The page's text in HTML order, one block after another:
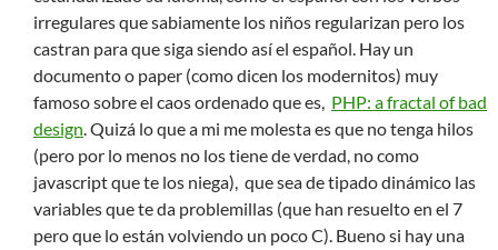
irregulares que sabiamente los niños regularizan pero los
castran para que siga siendo así el español. Hay un
documento o paper (como dicen los modernitos) muy
famoso sobre el caos ordenado que es, PHP: a fractal of bad
design. Quizá lo que a mi me molesta es que no tenga hilos
(pero por lo menos no los tiene de verdad, no como
javascript que te los niega), que sea de tipado dinámico las
variables que te da problemillas (que han resuelto en el 7
pero que lo están volviendo un poco C). Bueno si hay una